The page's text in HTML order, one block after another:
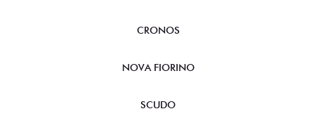
CRONOS
NOVA FIORINO
SCUDO